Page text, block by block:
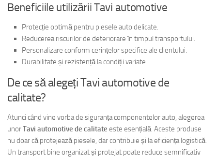
Beneficiile utilizării Tavi automotive
Protecție optimă pentru piesele auto delicate.
Reducerea riscurilor de deteriorare în timpul transportului.
Personalizare conform cerințelor specifice ale clientului.
Durabilitate și rezistență la condiții variate.
De ce să alegeți Tavi automotive de
calitate?
Atunci când vine vorba de siguranța componentelor auto, alegerea
unorTavi automotive de calitate este esențială. Aceste produse
nu doar că protejează piesele, dar contribuie și la eficiența logistică.
Un transport bine organizat și protejat poate reduce semnificativ